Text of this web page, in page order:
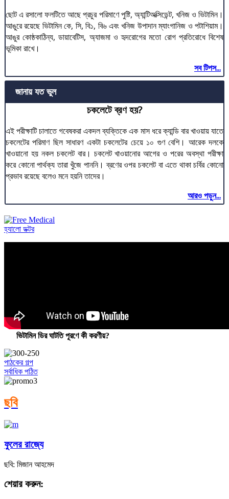
ছোট এ রসালো ফলটিতে আছে প্রচুর পরিমাণে পুষ্টি, অ্যান্টিঅক্সিডেন্ট, খনিজ ও ভিটামিন।
আঙুরে রয়েছে ভিটামিন কে, সি, বি১, বি৬ এবং খনিজ উপাদান ম্যাংগানিজ ও পটাশিয়াম।
আঙুর কোষ্ঠকাঠিন্য, ডায়াবেটিস, অ্যাজমা ও হৃদরোগের মতো রোগ প্রতিরোধে বিশেষ
ভূমিকা রাখে।
সব টিপস...
জানায় যত ভুল
চকলেটে ব্রণ হয়?
এই পরীক্ষাটি চালাতে গবেষকরা একদল ব্যক্তিকে এক মাস ধরে ক্যান্ডি বার খাওয়ায় যাতে
চকলেটের পরিমাণ ছিল সাধারণ একটা চকলেটের চেয়ে ১০ গুণ বেশি। আরেক দলকে
খাওয়ানো হয় নকল চকলেট বার। চকলেট খাওয়ানোর আগের ও পরের অবস্থা পরীক্ষা
করে কোনো পার্থক্য তারা খুঁজে পাননি। ব্রণের ওপর চকলেট বা এতে থাকা চর্বির কোনো
প্রভাব রয়েছে বলেও মনে হয়নি তাদের।
আরও পড়ুন...
হ্যালো ডক্টর
ভিটামিন ডির ঘাটতি পূরণে কী করণীয়?
পাঠকের গল্প
সর্বাধিক পঠিত
ছবি
ফুলের রাজ্যে
ছবি: মিজান আহমেদ
শেয়ার করুন: